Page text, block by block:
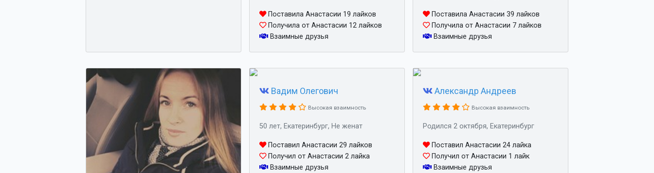
Поставила Анастасии 19 лайков
Получила от Анастасии 12 лайков
Взаимные друзья
Поставила Анастасии 39 лайков
Получила от Анастасии 7 лайков
Взаимные друзья
Вадим Олегович
Высокая взаимность
50 лет, Екатеринбург, Не женат
Поставил Анастасии 29 лайков
Получил от Анастасии 2 лайка
Взаимные друзья
Александр Андреев
Высокая взаимность
Родился 2 октября, Екатеринбург
Поставил Анастасии 24 лайка
Получил от Анастасии 1 лайк
Взаимные друзья